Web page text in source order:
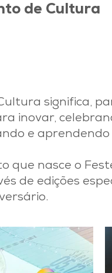
de Cultura
significa,
inovar,
e aprendendo
que nasce o
de edições